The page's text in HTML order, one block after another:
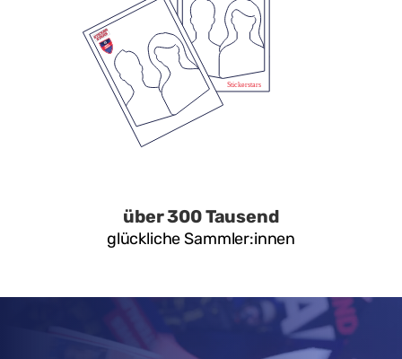
über 300 Tausend
glückliche Sammler:innen